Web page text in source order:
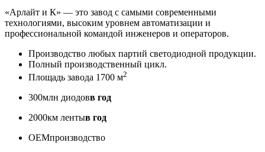
«Арлайт и К» — это завод с самыми современными
технологиями, высоким уровнем автоматизации и
профессиональной командой инженеров и операторов.
Производство любых партий светодиодной продукции.
Полный производственный цикл.
Площадь завода 1700 м2
300млн диодовв год
2000км лентыв год
OEMпроизводство